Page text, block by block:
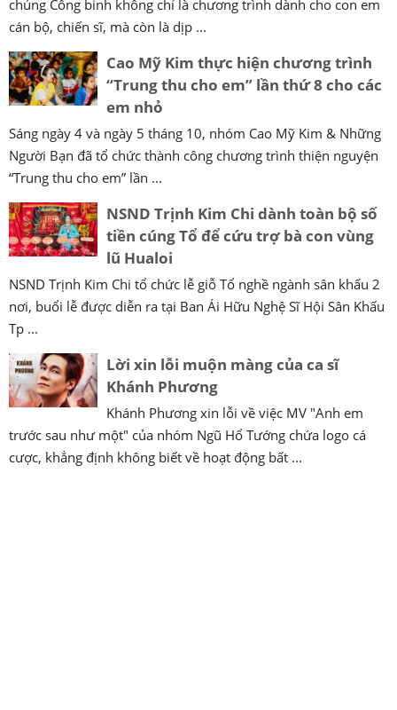
chủng Công binh không chỉ là chương trình dành cho con em
cán bộ, chiến sĩ, mà còn là dịp ...
Cao Mỹ Kim thực hiện chương trình
“Trung thu cho em” lần thứ 8 cho các
em nhỏ
Sáng ngày 4 và ngày 5 tháng 10, nhóm Cao Mỹ Kim & Những
Người Bạn đã tổ chức thành công chương trình thiện nguyện
“Trung thu cho em” lần ...
NSND Trịnh Kim Chi dành toàn bộ số
tiền cúng Tổ để cứu trợ bà con vùng
lũ Hualoi
NSND Trịnh Kim Chi tổ chức lễ giỗ Tổ nghề ngành sân khấu 2
nơi, buổi lễ được diễn ra tại Ban Ái Hữu Nghệ Sĩ Hội Sân Khấu
Tp ...
Lời xin lỗi muộn màng của ca sĩ
Khánh Phương
Khánh Phương xin lỗi về việc MV "Anh em
trước sau như một" của nhóm Ngũ Hổ Tướng chứa logo cá
cược, khẳng định không biết về hoạt động bất ...